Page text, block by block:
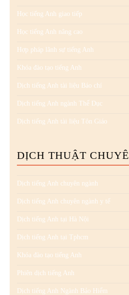
Học tiếng Anh giao tiếp
Học tiếng Anh nâng cao
Hợp pháp lãnh sự tiếng Anh
Khóa đào tạo tiếng Anh
Dịch tiếng Anh tài liệu Báo chí
Dịch tiếng Anh ngành Thể Dục
Dịch tiếng Anh tài liệu Tôn Giáo
DỊCH THUẬT
Dịch tiếng Anh chuyên ngành
Dịch tiếng Anh chuyên ngành y tế
Dịch tiếng Anh tại Hà Nội
Dịch tiếng Anh tại Tphcm
Khóa đào tạo tiếng Anh
Phiên dịch tiếng Anh
Dịch tiếng Anh Ngành Bảo Hiểm